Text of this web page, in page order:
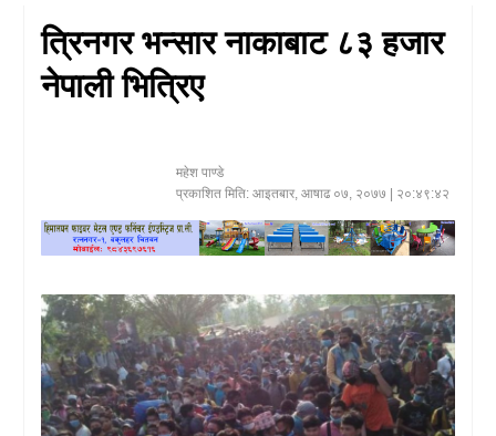
कला/
मनोरञ्जन
खेलकुद
प्रवास/
विश्व
स्वास्थ्य/
त्रिनगर भन्सार नाकाबाट ८३ हजार
नेपाली भित्रिए
महेश पाण्डे
प्रकाशित मिति: आइतबार, आषाढ ०७, २०७७ | २०:४९:४२